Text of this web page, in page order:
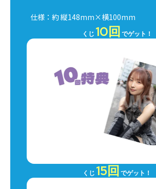
仕様：約 縦148mm×横100mm
くじ 10回でゲット！
くじ 15回 でゲット！